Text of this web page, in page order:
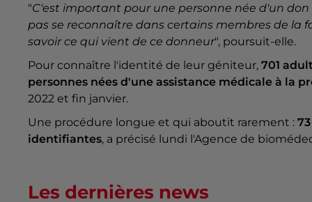
"C'est important pour une personne née d'un don
pas se reconnaître dans certains membres de la
savoir ce qui vient de ce donneur", poursuit-elle.
Pour connaître l'identité de leur géniteur, 701
personnes nées d'une assistance médicale à la
2022 et fin janvier.
Une procédure longue et qui aboutit rarement :
identifiantes, a précisé lundi l'Agence de
Les dernières news